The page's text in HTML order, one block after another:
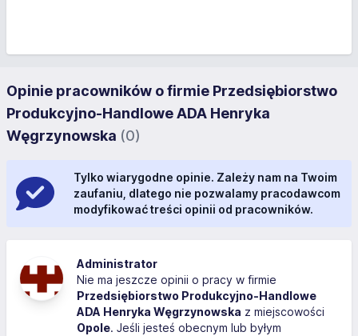
Opinie pracowników o firmie Przedsiębiorstwo
Produkcyjno-Handlowe ADA Henryka
Węgrzynowska (0)
Tylko wiarygodne opinie. Zależy nam na Twoim
zaufaniu, dlatego nie pozwalamy pracodawcom
modyfikować treści opinii od pracowników.
Administrator
Nie ma jeszcze opinii o pracy w firmie
Przedsiębiorstwo Produkcyjno-Handlowe
ADA Henryka Węgrzynowska z miejscowości
Opole. Jeśli jesteś obecnym lub byłym